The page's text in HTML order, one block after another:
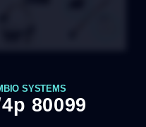
SYSTEMS
80099